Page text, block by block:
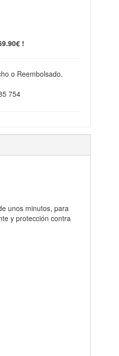
!
o Reembolsado.
754
unos minutos, para
y protección contra